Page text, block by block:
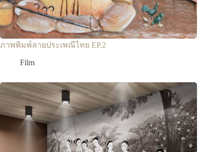
ภาพพิมพ์ลายประเพณีไทย EP.2
Film